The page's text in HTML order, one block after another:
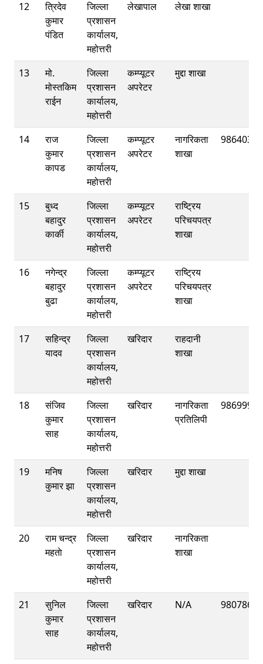
12
त्रिदेव
कुमार
पंडित
जिल्ला
प्रशासन
कार्यालय,
महोत्तरी
लेखापाल लेखा शाखा
13
मो‍‍.
मोस्तकिम
राईन
जिल्ला
प्रशासन
कार्यालय,
महोत्तरी
कम्प्यूटर
अपरेटर
मुद्दा शाखा
14
राज
कुमार
कापड
जिल्ला
प्रशासन
कार्यालय,
महोत्तरी
कम्प्यूटर
अपरेटर
नागरिकता
शाखा
15
बुध्द
बहादुर
कार्की
जिल्ला
प्रशासन
कार्यालय,
महोत्तरी
कम्प्यूटर
अपरेटर
राष्ट्रिय
परिचयपत्र
शाखा
16
नगेन्द्र
बहादुर
बुढा
जिल्ला
प्रशासन
कार्यालय,
महोत्तरी
कम्प्यूटर
अपरेटर
राष्ट्रिय
परिचयपत्र
शाखा
17
सहिन्द्र
यादव
जिल्ला
प्रशासन
कार्यालय,
महोत्तरी
खरिदार
राहदानी
शाखा
18
संजिव
कुमार
साह
जिल्ला
प्रशासन
कार्यालय,
महोत्तरी
खरिदार
नागरिकता
प्रतिलिपी
19
मनिष
कुमार झा
जिल्ला
प्रशासन
कार्यालय,
महोत्तरी
खरिदार मुद्दा शाखा
20
राम चन्द्र
महताे
जिल्ला
प्रशासन
कार्यालय,
महोत्तरी
खरिदार
नागरिकता
शाखा
21
सुनिल
कुमार
साह
जिल्ला
प्रशासन
कार्यालय,
महोत्तरी
खरिदार N/A